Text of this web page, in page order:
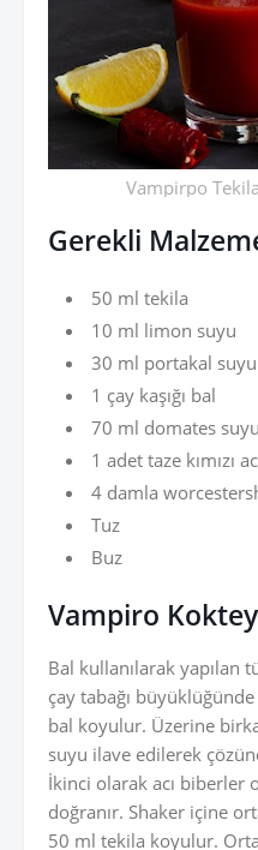
Vampirpo
Gerekli
50 ml tekila
10 ml limon suyu
30 ml portakal suyu
1 çay kaşığı bal
70 ml domates suyu
1 adet taze kımızı
4 damla
Tuz
Buz
Vampiro
Bal kullanılarak yapılan
çay tabağı
bal koyulur. Üzerine
suyu ilave edilerek
İkinci olarak acı biberler
doğranır. Shaker içine
50 ml tekila koyulur.